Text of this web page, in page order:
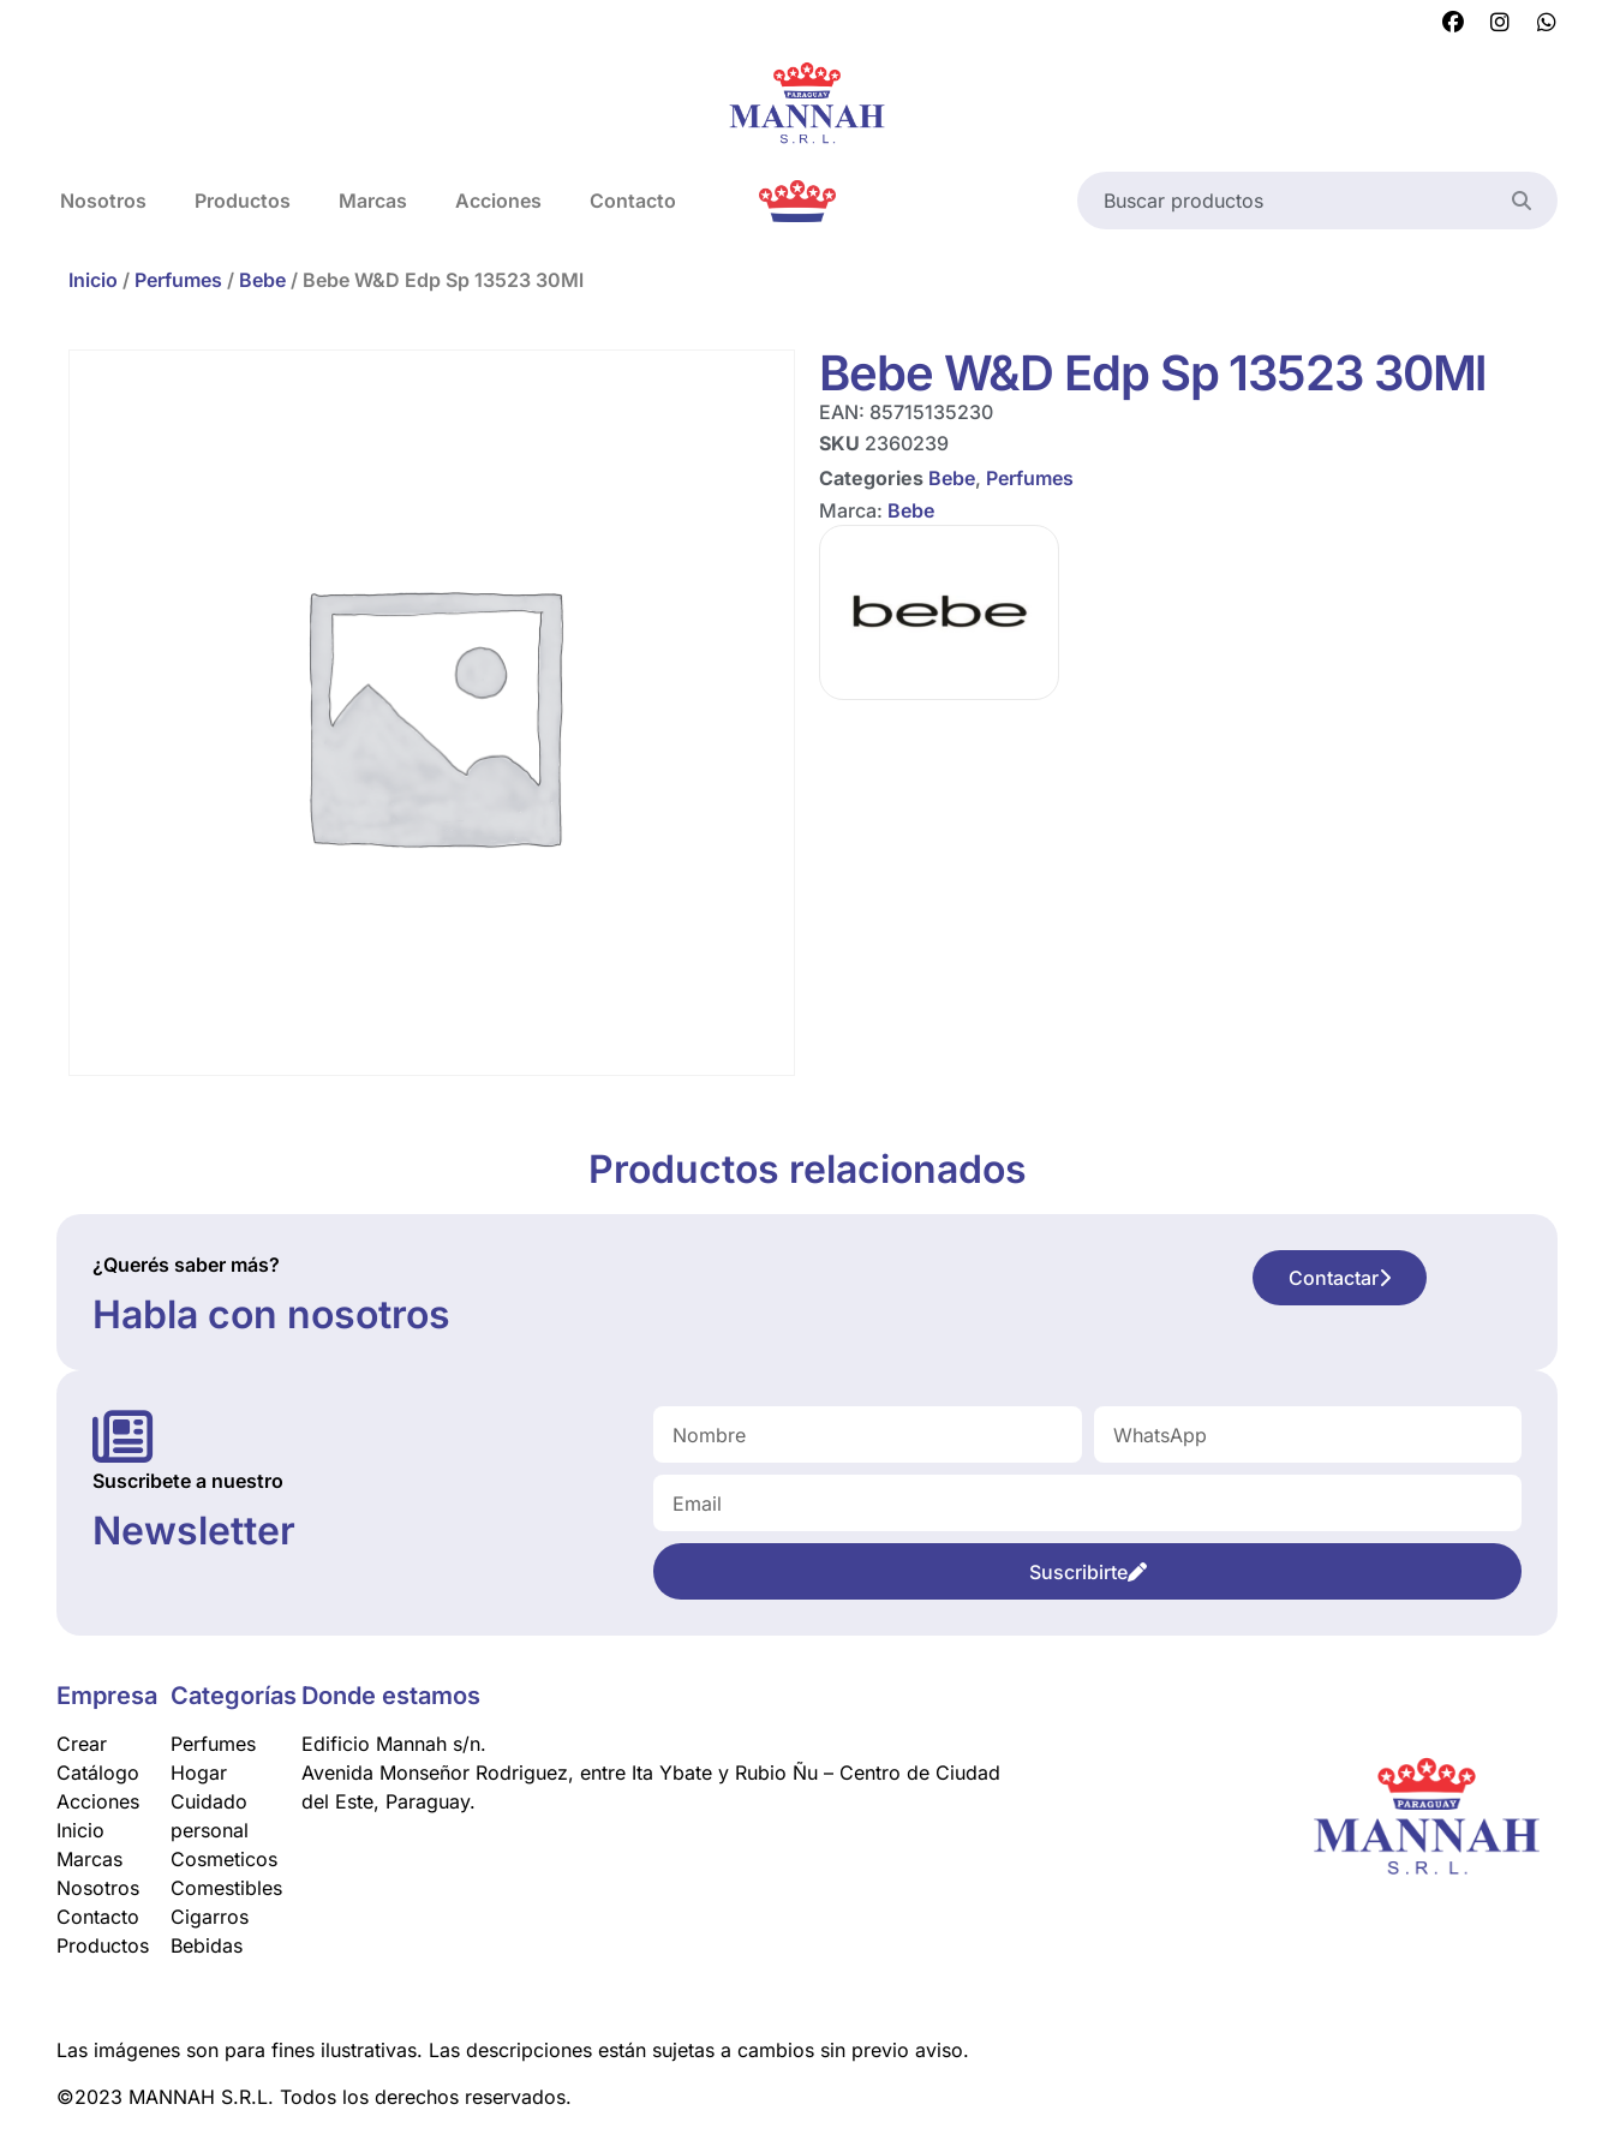
Nosotros Productos Marcas Acciones Contacto
Inicio / Perfumes / Bebe / Bebe W&D Edp Sp 13523 30Ml
Bebe W&D Edp Sp 13523 30Ml
EAN: 85715135230
SKU 2360239
Categories Bebe, Perfumes
Marca: Bebe
Productos relacionados
¿Querés saber más?
Habla con nosotros
Contactar
Suscribete a nuestro
Newsletter
Suscribirte
Empresa
Crear
Catálogo
Acciones
Inicio
Marcas
Nosotros
Contacto
Productos
Categorías
Perfumes
Hogar
Cuidado
personal
Cosmeticos
Comestibles
Cigarros
Bebidas
Donde estamos
Edificio Mannah s/n.
Avenida Monseñor Rodriguez, entre Ita Ybate y Rubio Ñu – Centro de Ciudad
del Este, Paraguay.
Las imágenes son para fines ilustrativas. Las descripciones están sujetas a cambios sin previo aviso.
©2023 MANNAH S.R.L. Todos los derechos reservados.